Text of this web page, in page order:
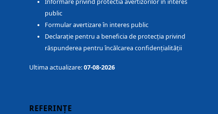
Informare privind protectia avertizorilor în interes
public
Formular avertizare în interes public
Declarație pentru a beneficia de protecția privind
răspunderea pentru încălcarea confidențialității
Ultima actualizare:07-08-2026
REFERINȚE